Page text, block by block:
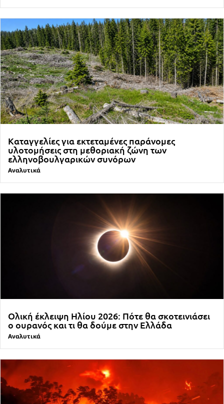
Καταγγελίες για εκτεταμένες παράνομες
υλοτομήσεις στη μεθοριακή ζώνη των
ελληνοβουλγαρικών συνόρων
Αναλυτικά
Ολική έκλειψη Ηλίου 2026: Πότε θα σκοτεινιάσει
ο ουρανός και τι θα δούμε στην Ελλάδα
Αναλυτικά